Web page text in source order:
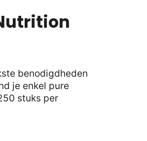
benodigdheden
je enkel pure
stuks per